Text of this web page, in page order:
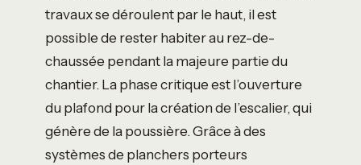
travaux se déroulent par le haut, il est
possible de rester habiter au rez-de-
chaussée pendant la majeure partie du
chantier. La phase critique est l’ouverture
du plafond pour la création de l’escalier, qui
génère de la poussière. Grâce à des
systèmes de planchers porteurs